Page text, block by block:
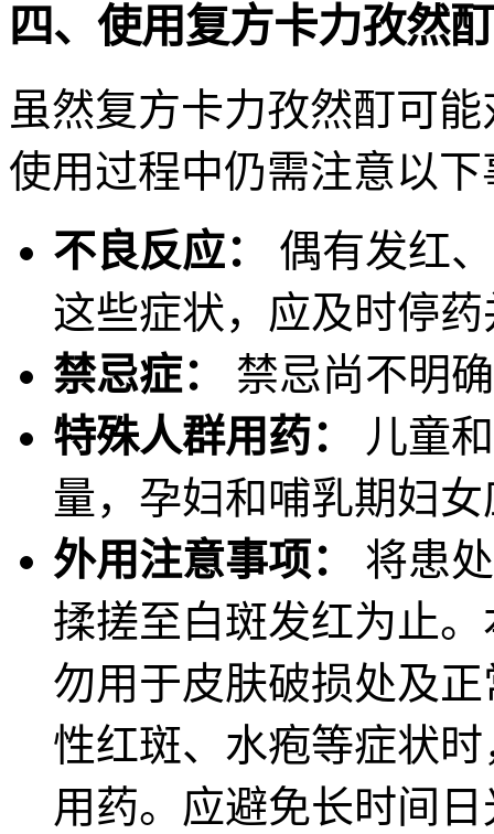
四、使用复方卡力孜然
虽然复方卡力孜然酊可
使用过程中仍需注意以下
不良反应：
偶有发红
这些症状，应及时停
禁忌症：
禁忌尚不明
特殊人群用药：
儿童
量，孕妇和哺乳期妇
外用注意事项：
将患
揉搓至白斑发红为止
勿用于皮肤破损处及
性红斑、水疱等症状
用药。应避免长时间